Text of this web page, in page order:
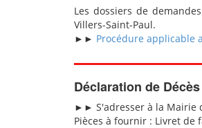
Les dossiers de
Villers-Saint-Paul.
►► Procédure applicable
Déclaration de Décès
►► S'adresser à la Mairie
Pièces à fournir : Livret de